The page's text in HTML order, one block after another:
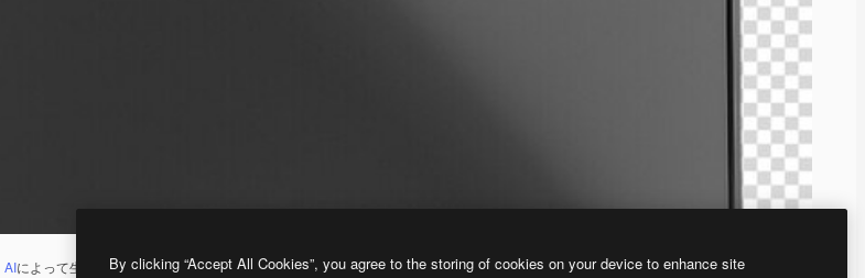
AIによって生成されたものです。 AI画像生成ツールを使うと、あなた独自の画像を作成できます。
By clicking “Accept All Cookies”, you agree to the storing of cookies on your device to enhance site